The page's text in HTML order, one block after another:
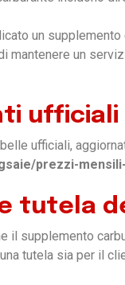
un
mantenere un
ufficiali
ufficiali,
prezzi-
tutela
il supplemento
tutela sia per il